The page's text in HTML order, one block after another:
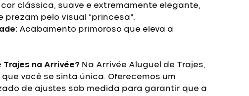
cor clássica, suave e extremamente elegante,
pelo visual “princesa”.
Acabamento primoroso que eleva a
Trajes na Arrivée? Na Arrivée Aluguel de Trajes,
você se sinta única. Oferecemos um
de ajustes sob medida para garantir que a